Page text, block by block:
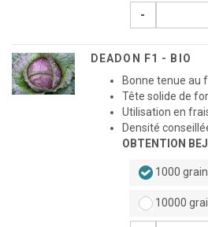
-
DEADON F1 - BIO
Bonne tenue au
Tête solide de
Utilisation en
Densité
OBTENTION
1000
10000